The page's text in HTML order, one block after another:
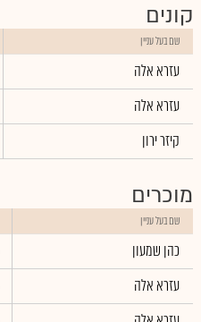
קונים
שם בעל עניין
עזרא אלה
עזרא אלה
קיזר ירון
מוכרים
שם בעל עניין
כהן שמעון
עזרא אלה